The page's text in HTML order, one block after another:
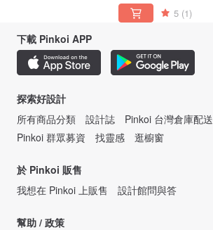
5 (1)
下載 Pinkoi APP
探索好設計
所有商品分類
設計誌 Pinkoi 台灣倉庫配送
Pinkoi 群眾募資
找靈感 逛櫥窗
於 Pinkoi 販售
我想在 Pinkoi 上販售
設計館問與答
幫助 / 政策